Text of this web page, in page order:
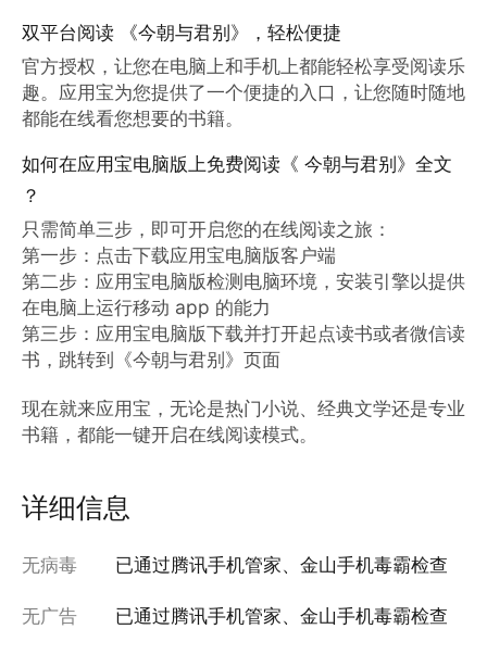
双平台阅读 《今朝与君别》，轻松便捷
官方授权，让您在电脑上和手机上都能轻松享受阅读乐
趣。应用宝为您提供了一个便捷的入口，让您随时随地
都能在线看您想要的书籍。
如何在应用宝电脑版上免费阅读《 今朝与君别》全文
？
只需简单三步，即可开启您的在线阅读之旅：
第一步：点击下载应用宝电脑版客户端
第二步：应用宝电脑版检测电脑环境，安装引擎以提供
在电脑上运行移动 app 的能力
第三步：应用宝电脑版下载并打开起点读书或者微信读
书，跳转到《今朝与君别》页面
现在就来应用宝，无论是热门小说、经典文学还是专业
书籍，都能一键开启在线阅读模式。
详细信息
无病毒 已通过腾讯手机管家、金山手机毒霸检查
无广告 已通过腾讯手机管家、金山手机毒霸检查